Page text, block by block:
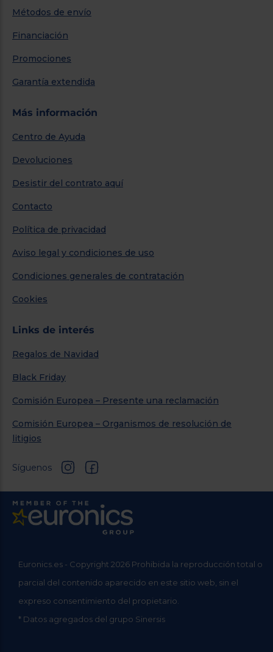
Métodos de envío
Financiación
Promociones
Garantía extendida
Más información
Centro de Ayuda
Devoluciones
Desistir del contrato aquí
Contacto
Política de privacidad
Aviso legal y condiciones de uso
Condiciones generales de contratación
Cookies
Links de interés
Regalos de Navidad
Black Friday
Comisión Europea – Presente una reclamación
Comisión Europea – Organismos de resolución de
litigios
Síguenos
Euronics.es - Copyright 2026 Prohibida la reproducción total o
parcial del contenido aparecido en este sitio web, sin el
expreso consentimiento del propietario.
* Datos agregados del grupo Sinersis